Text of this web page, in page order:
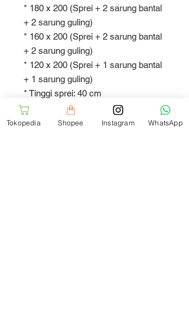
* 180 x 200 (Sprei + 2 sarung bantal
+ 2 sarung guling)
* 160 x 200 (Sprei + 2 sarung bantal
+ 2 sarung guling)
* 120 x 200 (Sprei + 1 sarung bantal
+ 1 sarung guling)
* Tinggi sprei: 40 cm
*Tali guling sudah terpasang di
sarung guling
Tokopedia Shopee Instagram WhatsApp